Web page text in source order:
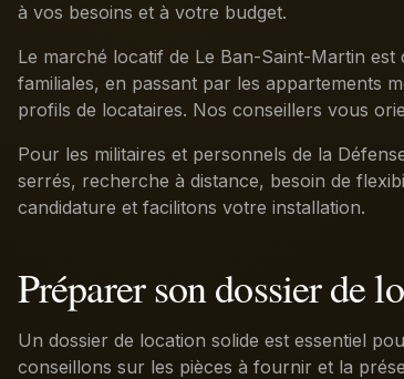
à vos besoins et à votre budget.
Le marché locatif de Le Ban-Saint-Martin
familiales, en passant par les appartements
profils de locataires. Nos conseillers vous
Pour les militaires et personnels de la
serrés, recherche à distance, besoin de
candidature et facilitons votre installation.
Préparer son dossier de
Un dossier de location solide est essentiel
conseillons sur les pièces à fournir et la